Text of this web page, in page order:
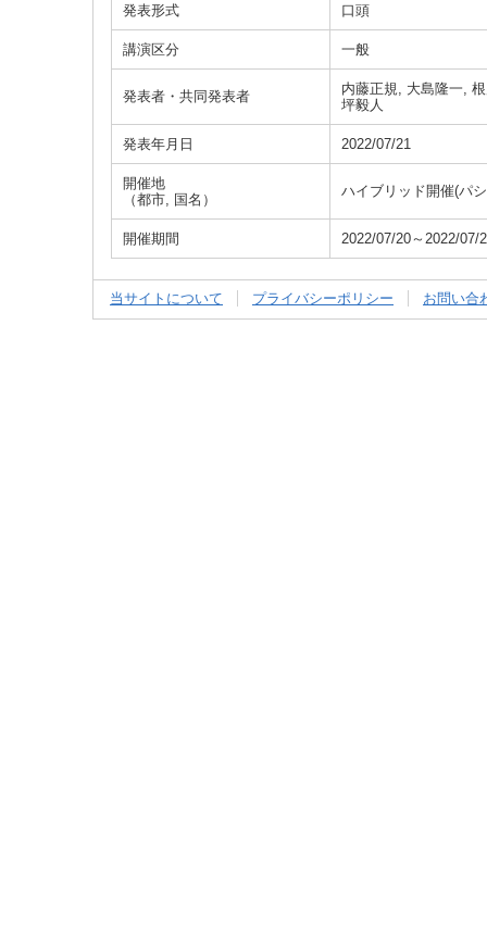
発表形式 口頭
講演区分 一般
発表者・共同発表者
内藤正規, 大島隆一,
坪毅人
発表年月日 2022/07/21
開催地
（都市, 国名）
ハイブリッド開催(パ
開催期間 2022/07/20～2022/07/
当サイトについて プライバシーポリシー お問い合